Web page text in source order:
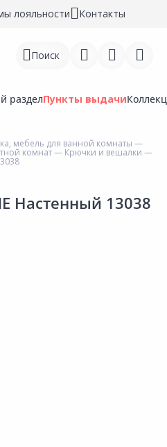
лояльности Контакты
Поиск
разделПункты выдачи
мебель для ванной комнаты —
комнат— Крючки и вешалки —
Настенный 13038